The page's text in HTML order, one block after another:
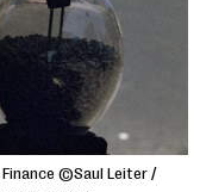
©Saul Leiter /